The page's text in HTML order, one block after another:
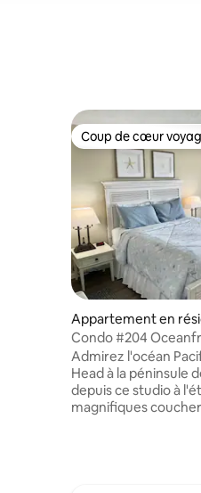
Coup de cœur
Coup de cœur
Appartement en
⋅ Seaside
Condo #204
Animaux acceptés
Admirez l'océan
Head à la péninsule
depuis ce studio à
magnifiques
tempêtes d'hiver/
migrations de